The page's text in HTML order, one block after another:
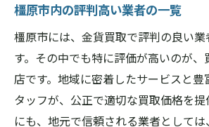
橿原市内の評判高い業者の一覧
橿原市には、金貨買取で評判の良い
す。その中でも特に評価が高いのが
店です。地域に密着したサービスと豊
タッフが、公正で適切な買取価格を提
にも、地元で信頼される業者として